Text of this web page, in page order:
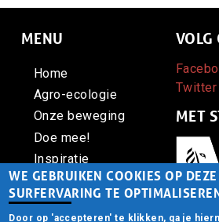
MENU
Home
Agro-ecologie
Onze beweging
Doe mee!
Inspiratie
Contact
VOLG
Twitter
MET
WE GEBRUIKEN COOKIES OP
SURFERVARING TE
Door op 'accepteren' te klikken, ga je